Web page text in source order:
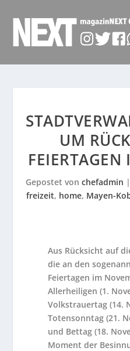
UM
Gepostet von chefadmin |
freizeit, home, Mayen-
Aus Rücksicht auf
die an den
Feiertagen im
Allerheiligen (1.
Volkstrauertag (14.
Totensonntag (21.
und Bettag (18.
Moment der